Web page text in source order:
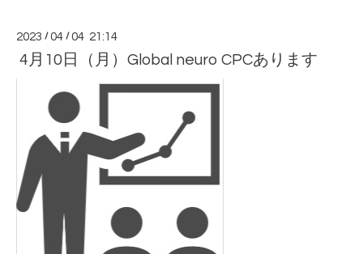
2023 /04 /04 21:14
4月10日（月）Global neuro CPCあります